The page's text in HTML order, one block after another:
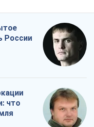
России
что